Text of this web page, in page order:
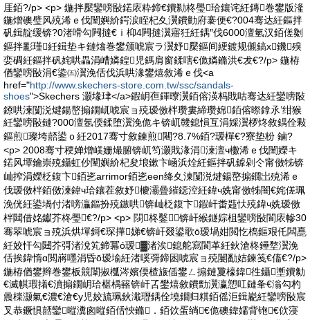
厓銆?/p> <p> 鍦拌檿鑾嗙敯鍩庡粋鍗€鐨勬柊璺珨鑲诧紝鏄巻鐢版湰
鍦熷礇璧风殑浠ｅ伐闉嬩紒鍔涙眰杞夊瀷鐨勭府褰便€?004骞达紝鏂拌
矾鍓靛缓锛?0渚嗗勾闁撻€ｉ枊4闁撻瀷寤狅紝鍝″伐6000澶氫汉銆傞劖
鏂拌彲瑾紝鍓垫キ鏈熻巻鐢颁唬宸ラ瀷妤檿鏂间綆鍍规儭鎬х鐖殠
娈碉紝鏂拌矾姹哄畾涓嶆嫾鍠児鎷肩窗鍒嗐€佹嫾鏅洪€犮€?/p> 鍦栫
偤鑾嗙敯涓€鍌㈤瀷浼佸伐浜哄湪鐢熺敘浠ｅ伐<a
href="http://www.skechers-store.com.tw/ssc/sandals-
shoes">Skechers 灏堟珒</a>鍜岄亱鍕曢瀷銆傛渶杩戝咕骞达紝鑾嗙敯
鐐哄湅闅涚煡鍚嶅搧鐗屼唬宸ョ殑瑷傚柈瓒婁締瓒婂銆傛暩鎿氶’绀猴
紝鑾嗙敯鏈?000澶氬偄鍒堕瀷浼佹キ锛屼竷鎴愪互涓婇瀷椤炵敘鍝佺敤
鏂煎璨垮嚭鍙ｏ紝2017骞寸敘鍊煎闀?8.7%銆?瑷樿€?寮垫枌 鏀?
<p> 2008骞寸稉婵熷嵄姗熶腑锛屼笉灏戝湪涓湅澶ч櫢浠ｅ伐闉嬫キ
鍩风墰鑰崇殑鑷虹仯闉嬩紒杞夋埌鏉卞崡浜烇紝鏂拌矾鎼剁仒甯傚牬锛
屾搾涓嬫柉鍑卞銆乲arrimor銆乲een绛夊湅闅涚煡鍚嶅搧鐗岀殑浠ｅ
伐瑷傚柈銆傚湅鍏ч珨鑲茬敘妤櫦灞曡繀鐚涳紝鍏ч姺甯傚牬闇€姹傞珮
浼侊紝鍙堝付渚嗙灜鏂扮殑鏃哄锛屾柉鍑卞鍜屽畨韪忕殑鍏ч姺瑷傚
柈閮借姳钀芥柊璺€?/p> <p> 閯柊鑿锛屽緱鐩婃柤鑾嗙敯閬庡幓30
骞翠唬宸ョ殑浜烘墠鎶€琛撶娣€锛屽叕鍙歌ō瑷堝姏閲忔槗鏂艰仛闆嗭
紝姣忓勾閮芥彁渚涗笂鍗冪ó瑷▓渚涘鎴舵寫閬革紝鈥滄柊鑸堥瀷浼
佸挨鍏惰ɑ閲嶈嚜涓昏ō瑷堬紝渚嗘彁鍗囦唬宸ョ殑闄勫姞鍊笺€傗€?/p>
鍦栫偤鐢辫巻鐢板競闈掓槬涔嬪偄楂旇偛鐢ㄥ搧鏈夐檺鍏徃鑷壍鐨勨
€滅帺瑕撯€濆搧鐗岄珨椹楀簵锛屽叾鐢熺敘鐨勯瀷瀛愬叿鏈夆€滃勾杓
曟檪灏氣€濃€滄€у児姣旈珮鈥濈瓑鍝佺墝鐗归粸銆傜洰鍓嶏紝鑾嗙敯宸
叉恭鐝惧嚭鑾暰瀵囪暰銆佸悏鏅．銆佽蛋绱€佹礇鍏嬬背铇€佽寖